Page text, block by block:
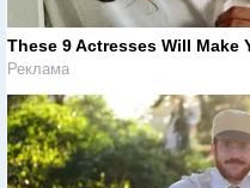
These 9 Actresses Will Make
Реклама